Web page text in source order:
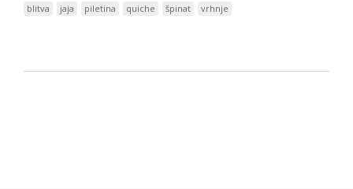
blitva jaja piletina quiche špinat vrhnje